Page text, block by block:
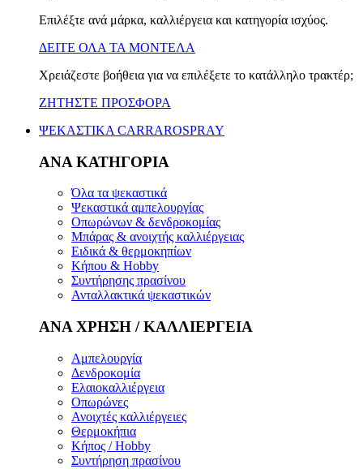
Επιλέξτε ανά μάρκα, καλλιέργεια και κατηγορία ισχύος.
ΔΕΙΤΕ ΟΛΑ ΤΑ ΜΟΝΤΕΛΑ
Χρειάζεστε βοήθεια για να επιλέξετε το κατάλληλο τρακτέρ;
ΖΗΤΗΣΤΕ ΠΡΟΣΦΟΡΑ
ΨΕΚΑΣΤΙΚΑ CARRAROSPRAY
ΑΝΑ ΚΑΤΗΓΟΡΙΑ
Όλα τα ψεκαστικά
Ψεκαστικά αμπελουργίας
Οπωρώνων & δενδροκομίας
Μπάρας & ανοιχτής καλλιέργειας
Ειδικά & θερμοκηπίων
Κήπου & Hobby
Συντήρησης πρασίνου
Ανταλλακτικά ψεκαστικών
ΑΝΑ ΧΡΗΣΗ / ΚΑΛΛΙΕΡΓΕΙΑ
Αμπελουργία
Δενδροκομία
Ελαιοκαλλιέργεια
Οπωρώνες
Ανοιχτές καλλιέργειες
Θερμοκήπια
Κήπος / Hobby
Συντήρηση πρασίνου